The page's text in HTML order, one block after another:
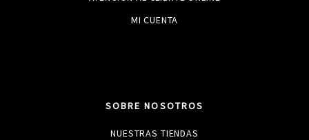
MI CUENTA
SOBRE NOSOTROS
NUESTRAS TIENDAS